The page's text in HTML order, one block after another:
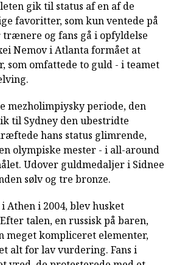
gik til status af en af de
favoritter, som kun ventede på
trænere og fans gå i opfyldelse
Nemov i Atlanta formået at
som omfattede to guld - i teamet
mezholimpiysky periode, den
til Sydney den ubestridte
hans status glimrende,
olympiske mester - i all-around
Udover guldmedaljer i Sidnee
sølv og tre bronze.
Athen i 2004, blev husket
talen, en russisk på baren,
meget kompliceret elementer,
alt for lav vurdering. Fans i